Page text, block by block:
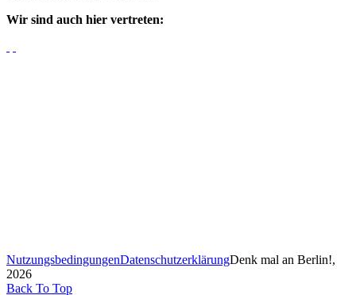
Wir sind auch hier vertreten:
NutzungsbedingungenDatenschutzerklärungDenk mal an Berlin!,
2026
Back To Top